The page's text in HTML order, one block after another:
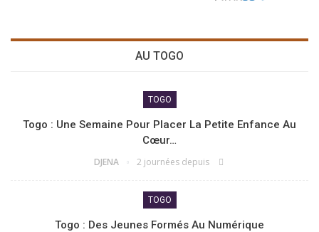
AU TOGO
TOGO
Togo : Une Semaine Pour Placer La Petite Enfance Au
Cœur…
DJENA 2 journées depuis
TOGO
Togo : Des Jeunes Formés Au Numérique